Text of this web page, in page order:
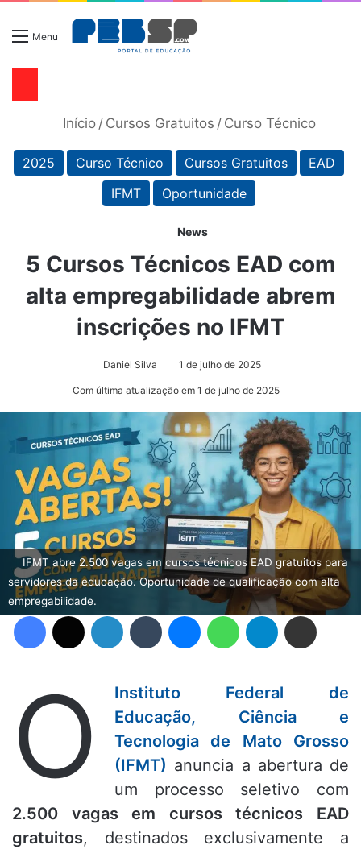
Menu
Início / Cursos Gratuitos / Curso Técnico
2025 Curso Técnico Cursos Gratuitos
EAD
IFMT
Oportunidade
News
5 Cursos Técnicos EAD com
alta empregabilidade abrem
inscrições no IFMT
Daniel Silva 1 de julho de 2025
Com última atualização em 1 de julho de 2025
IFMT abre 2.500 vagas em cursos técnicos EAD gratuitos para
servidores da educação. Oportunidade de qualificação com alta
empregabilidade.
Facebook X Linkedin Tumblr Messenger WhatsApp Telegram Compartilhar via e-mail
O
Instituto Federal de
Educação, Ciência e
Tecnologia de Mato Grosso
(IFMT) anuncia a abertura de
um processo seletivo com
2.500 vagas em cursos técnicos EAD
gratuitos, destinados exclusivamente a